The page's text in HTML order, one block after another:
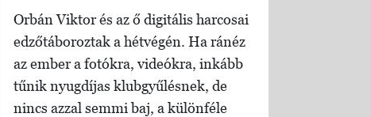
Orbán Viktor és az ő digitális harcosai
edzőtáboroztak a hétvégén. Ha ránéz
az ember a fotókra, videókra, inkább
tűnik nyugdíjas klubgyűlésnek, de
nincs azzal semmi baj, a különféle